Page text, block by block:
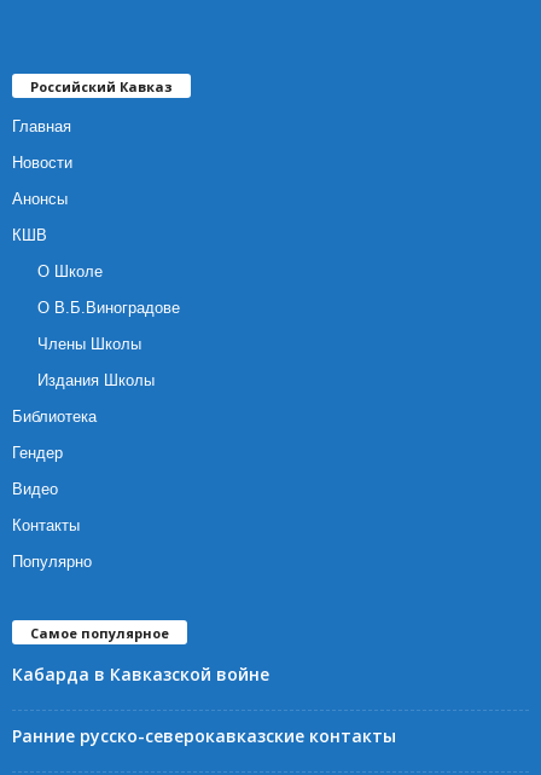
Российский Кавказ
Главная
Новости
Анонсы
КШВ
О Школе
О В.Б.Виноградове
Члены Школы
Издания Школы
Библиотека
Гендер
Видео
Контакты
Популярно
Самое популярное
Кабарда в Кавказской войне
Ранние русско-северокавказские контакты